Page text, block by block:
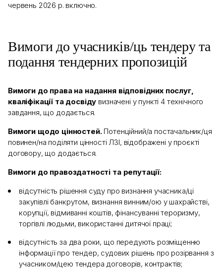
червень 2026 р. включно.
Вимоги до учасників/ць тендеру та
подання тендерних пропозицій
Вимоги до права на надання відповідних послуг,
кваліфікації та досвіду визначені у пункті 4 технічного
завдання, що додається.
Вимоги щодо цінностей. Потенційний/а постачальник/ця
повинен/на поділяти цінності ЛЗІ, відображені у проєкті
договору, що додається.
Вимоги до правоздатності та репутації:
відсутність рішення суду про визнання учасника/ці
закупівлі банкрутом, визнання винним/ою у шахрайстві,
корупції, відмиванні коштів, фінансуванні тероризму,
торгівлі людьми, використанні дитячої праці;
відсутність за два роки, що передують розміщенню
інформації про тендер, судових рішень про розірвання з
учасником/цею тендера договорів, контрактів;